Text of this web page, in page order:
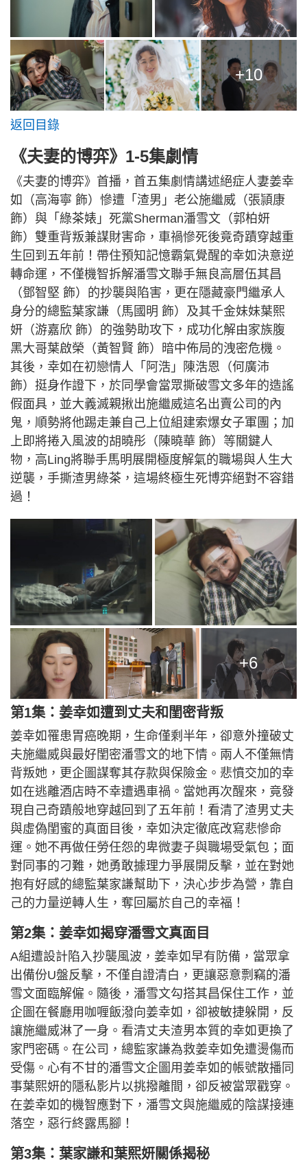
+10
返回目錄
《夫妻的博弈》1-5集劇情
《夫妻的博弈》首播，首五集劇情講述絕症人妻姜幸
如（高海寧 飾）慘遭「渣男」老公施繼威（張頴康
飾）與「綠茶婊」死黨Sherman潘雪文（郭柏妍
飾）雙重背叛兼謀財害命，車禍慘死後竟奇蹟穿越重
生回到五年前！帶住預知記憶霸氣覺醒的幸如決意逆
轉命運，不僅機智拆解潘雪文聯手無良高層伍其昌
（鄧智堅 飾）的抄襲與陷害，更在隱藏豪門繼承人
身分的總監葉家謙（馬國明 飾）及其千金妹妹葉熙
妍（游嘉欣 飾）的強勢助攻下，成功化解由家族腹
黑大哥葉啟榮（黃智賢 飾）暗中佈局的洩密危機。
其後，幸如在初戀情人「阿浩」陳浩恩（何廣沛
飾）挺身作證下，於同學會當眾撕破雪文多年的造謠
假面具，並大義滅親揪出施繼威這名出賣公司的內
鬼，順勢將他踢走兼自己上位組建索爆女子軍團；加
上即將捲入風波的胡曉彤（陳曉華 飾）等關鍵人
物，高Ling將聯手馬明展開極度解氣的職場與人生大
逆襲，手撕渣男綠茶，這場終極生死博弈絕對不容錯
過！
+6
第1集：姜幸如遭到丈夫和閨密背叛
姜幸如罹患胃癌晚期，生命僅剩半年，卻意外撞破丈
夫施繼威與最好閨密潘雪文的地下情。兩人不僅無情
背叛她，更企圖謀奪其存款與保險金。悲憤交加的幸
如在逃離酒店時不幸遭遇車禍。當她再次醒來，竟發
現自己奇蹟般地穿越回到了五年前！看清了渣男丈夫
與虛偽閨蜜的真面目後，幸如決定徹底改寫悲慘命
運。她不再做任勞任怨的卑微妻子與職場受氣包；面
對同事的刁難，她勇敢據理力爭展開反擊，並在對她
抱有好感的總監葉家謙幫助下，決心步步為營，靠自
己的力量逆轉人生，奪回屬於自己的幸福！
第2集：姜幸如揭穿潘雪文真面目
A組遭設計陷入抄襲風波，姜幸如早有防備，當眾拿
出備份U盤反擊，不僅自證清白，更讓惡意剽竊的潘
雪文面臨解僱。隨後，潘雪文勾搭其昌保住工作，並
企圖在餐廳用咖喱飯潑向姜幸如，卻被敏捷躲開，反
讓施繼威淋了一身。看清丈夫渣男本質的幸如更換了
家門密碼。在公司，總監家謙為救姜幸如免遭燙傷而
受傷。心有不甘的潘雪文企圖用姜幸如的帳號散播同
事葉熙妍的隱私影片以挑撥離間，卻反被當眾戳穿。
在姜幸如的機智應對下，潘雪文與施繼威的陰謀接連
落空，惡行終露馬腳！
第3集：葉家謙和葉熙妍關係揭秘